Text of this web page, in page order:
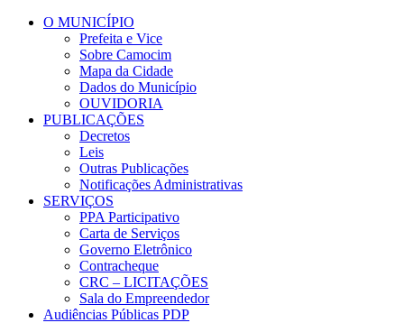
O MUNICÍPIO
Prefeita e Vice
Sobre Camocim
Mapa da Cidade
Dados do Município
OUVIDORIA
PUBLICAÇÕES
Decretos
Leis
Outras Publicações
Notificações Administrativas
SERVIÇOS
PPA Participativo
Carta de Serviços
Governo Eletrônico
Contracheque
CRC – LICITAÇÕES
Sala do Empreendedor
Audiências Públicas PDP